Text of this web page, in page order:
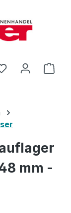
Du hast 0
mm -